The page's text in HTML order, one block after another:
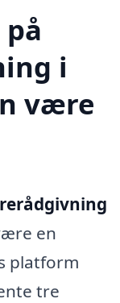
i
være
en
platform
tre